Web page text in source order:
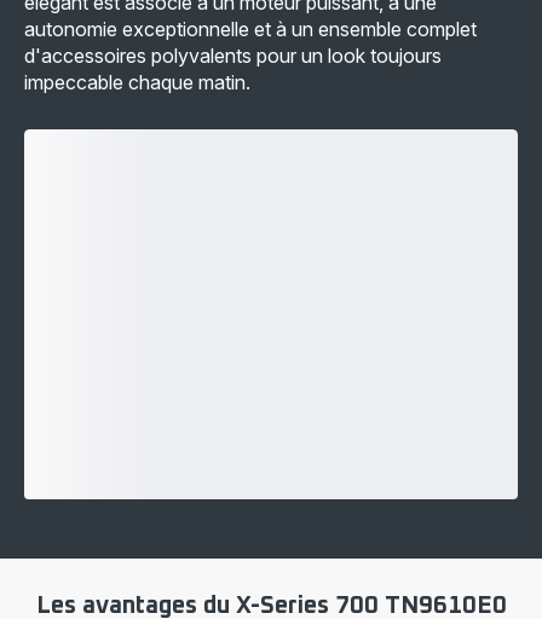
autonomie exceptionnelle et à un ensemble complet
d'accessoires polyvalents pour un look toujours
impeccable chaque matin.
Les avantages du X-Series 700 TN9610E0